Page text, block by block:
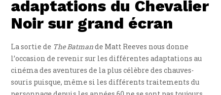
adaptations du Chevalier
Noir sur grand écran
La sortie de The Batmande Matt Reeves nous donne
l’occasion de revenir sur les différentes adaptations au
cinéma des aventures de la plus célèbre des chauves-
souris puisque, même si les différents traitements du